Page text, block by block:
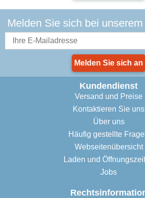
Melden Sie sich bei
Melden Sie sich an
Kundendienst
Versand und Preise
Kontaktieren Sie uns
Über uns
Häufig gestellte
Webseitenübersicht
Laden und
Jobs